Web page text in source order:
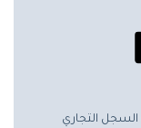
السجل التجاري